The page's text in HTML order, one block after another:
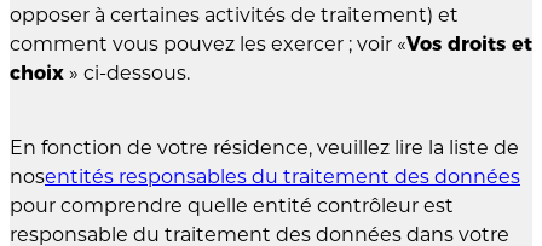
opposer à certaines activités de traitement) et
comment vous pouvez les exercer ; voir «Vos droits et
choix » ci-dessous.
En fonction de votre résidence, veuillez lire la liste de
nosentités responsables du traitement des données
pour comprendre quelle entité contrôleur est
responsable du traitement des données dans votre